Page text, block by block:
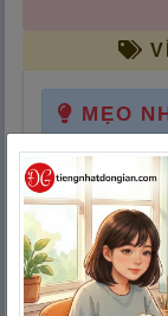
MẸO